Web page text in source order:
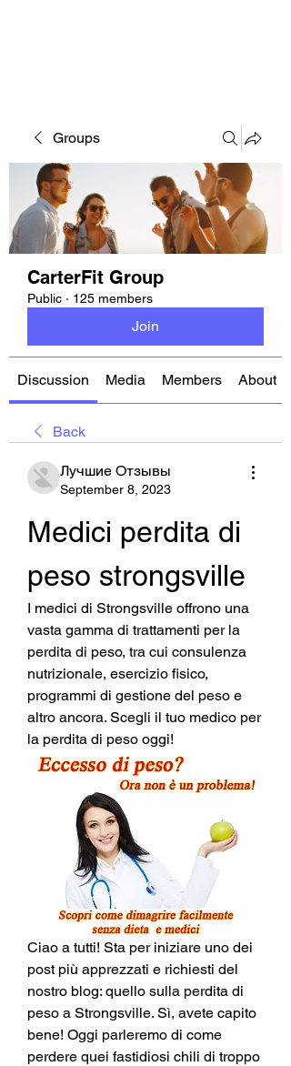
Groups
CarterFit Group
Public · 125 members
Join
Discussion Media Members About
Back
Лучшие Отзывы
September 8, 2023
Medici perdita di
peso strongsville
I medici di Strongsville offrono una
vasta gamma di trattamenti per la
perdita di peso, tra cui consulenza
nutrizionale, esercizio fisico,
programmi di gestione del peso e
altro ancora. Scegli il tuo medico per
la perdita di peso oggi!
Ciao a tutti! Sta per iniziare uno dei
post più apprezzati e richiesti del
nostro blog: quello sulla perdita di
peso a Strongsville. Sì, avete capito
bene! Oggi parleremo di come
perdere quei fastidiosi chili di troppo